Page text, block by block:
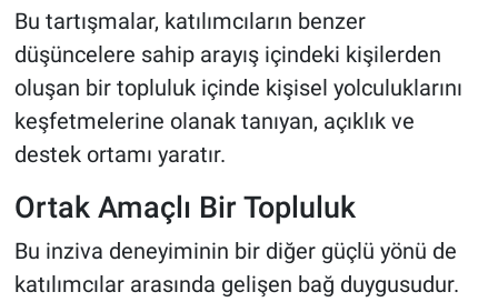
Bu tartışmalar, katılımcıların benzer
düşüncelere sahip arayış içindeki kişilerden
oluşan bir topluluk içinde kişisel yolculuklarını
keşfetmelerine olanak tanıyan, açıklık ve
destek ortamı yaratır.
Ortak Amaçlı Bir Topluluk
Bu inziva deneyiminin bir diğer güçlü yönü de
katılımcılar arasında gelişen bağ duygusudur.